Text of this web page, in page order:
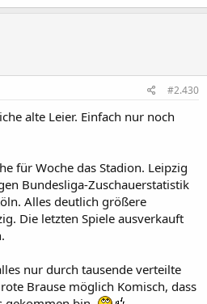
#2.430
alte Leier. Einfach nur noch
für Woche das Stadion. Leipzig
Bundesliga-Zuschauerstatistik
Alles deutlich größere
Die letzten Spiele ausverkauft
nur durch tausende verteilte
Brause möglich Komisch, dass